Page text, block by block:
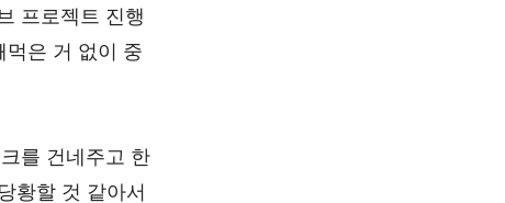
프로젝트 진행
먹은 거 없이 중
를 건네주고 한
황할 것 같아서